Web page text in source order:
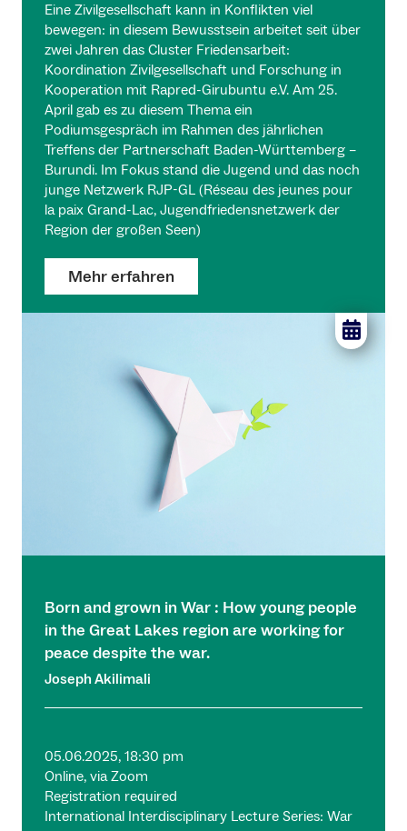
Eine Zivilgesellschaft kann in Konflikten viel
bewegen: in diesem Bewusstsein arbeitet seit über
zwei Jahren das Cluster Friedensarbeit:
Koordination Zivilgesellschaft und Forschung in
Kooperation mit Rapred-Girubuntu e.V. Am 25.
April gab es zu diesem Thema ein
Podiumsgespräch im Rahmen des jährlichen
Treffens der Partnerschaft Baden-Württemberg –
Burundi. Im Fokus stand die Jugend und das noch
junge Netzwerk RJP-GL (Réseau des jeunes pour
la paix Grand-Lac, Jugendfriedensnetzwerk der
Region der großen Seen)
Mehr erfahren
Born and grown in War : How young people
in the Great Lakes region are working for
peace despite the war.
Joseph Akilimali
05.06.2025, 18:30 pm
Online, via Zoom
Registration required
International Interdisciplinary Lecture Series: War